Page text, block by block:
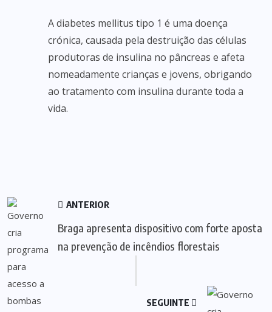
A diabetes mellitus tipo 1 é uma doença
crónica, causada pela destruição das células
produtoras de insulina no pâncreas e afeta
nomeadamente crianças e jovens, obrigando
ao tratamento com insulina durante toda a
vida.
ANTERIOR
Braga apresenta dispositivo com forte aposta
na prevenção de incêndios florestais
SEGUINTE